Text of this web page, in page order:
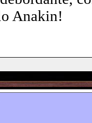
Anakin!